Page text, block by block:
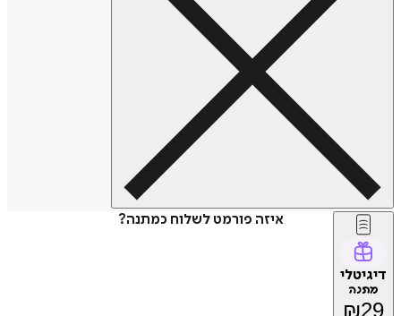
איזה פורמט לשלוח כמתנה?
דיגיטלי
מתנה
₪29